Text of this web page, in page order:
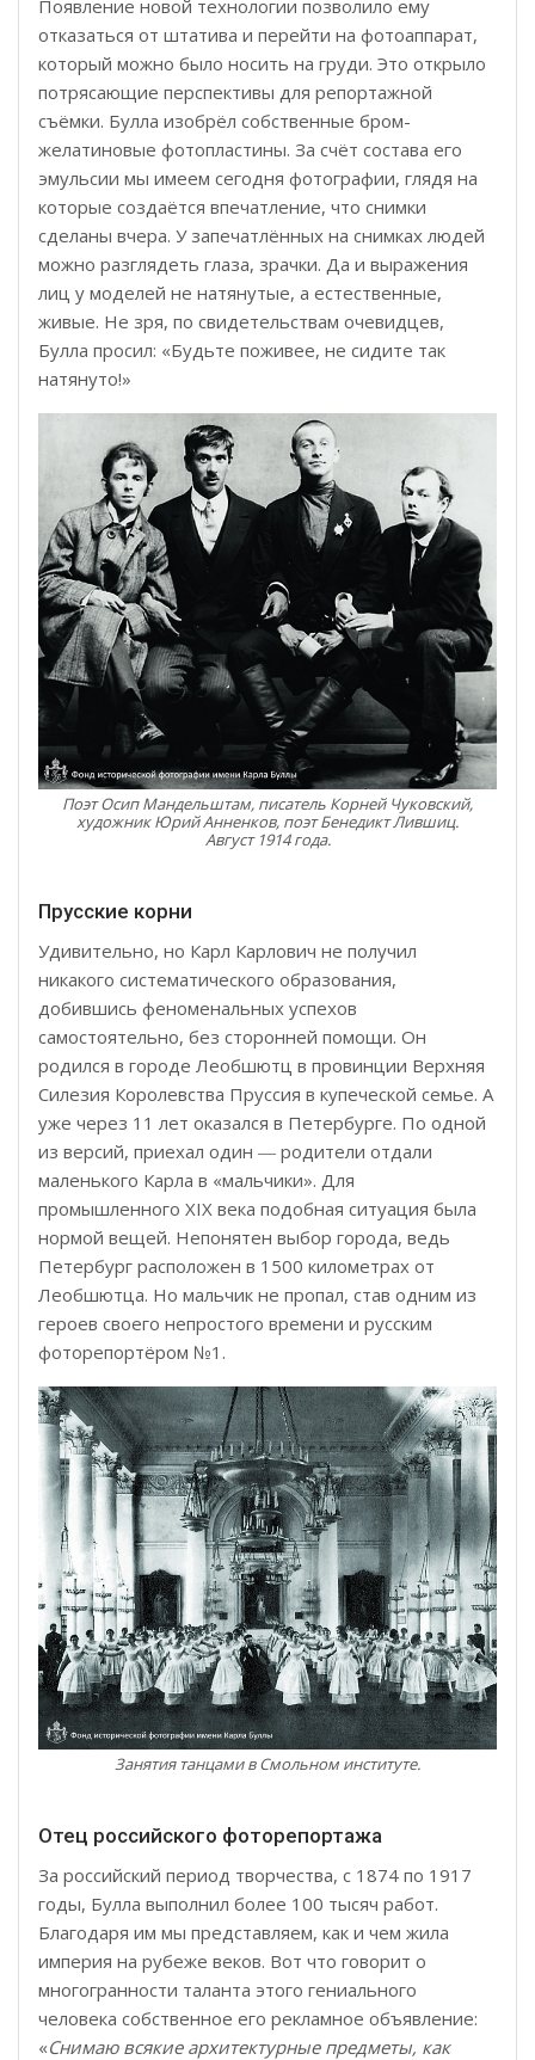
Появление новой технологии позволило ему
отказаться от штатива и перейти на фотоаппарат,
который можно было носить на груди. Это открыло
потрясающие перспективы для репортажной
съёмки. Булла изобрёл собственные бром-
желатиновые фотопластины. За счёт состава его
эмульсии мы имеем сегодня фотографии, глядя на
которые создаётся впечатление, что снимки
сделаны вчера. У запечатлённых на снимках людей
можно разглядеть глаза, зрачки. Да и выражения
лиц у моделей не натянутые, а естественные,
живые. Не зря, по свидетельствам очевидцев,
Булла просил: «Будьте поживее, не сидите так
натянуто!»
Поэт Осип Мандельштам, писатель Корней Чуковский,
художник Юрий Анненков, поэт Бенедикт Лившиц.
Август 1914 года.
Прусские корни
Удивительно, но Карл Карлович не получил
никакого систематического образования,
добившись феноменальных успехов
самостоятельно, без сторонней помощи. Он
родился в городе Леобшютц в провинции Верхняя
Силезия Королевства Пруссия в купеческой семье. А
уже через 11 лет оказался в Петербурге. По одной
из версий, приехал один ― родители отдали
маленького Карла в «мальчики». Для
промышленного XIX века подобная ситуация была
нормой вещей. Непонятен выбор города, ведь
Петербург расположен в 1500 километрах от
Леобшютца. Но мальчик не пропал, став одним из
героев своего непростого времени и русским
фоторепортёром №1.
Занятия танцами в Смольном институте.
Отец российского фоторепортажа
За российский период творчества, с 1874 по 1917
годы, Булла выполнил более 100 тысяч работ.
Благодаря им мы представляем, как и чем жила
империя на рубеже веков. Вот что говорит о
многогранности таланта этого гениального
человека собственное его рекламное объявление:
«Снимаю всякие архитектурные предметы, как